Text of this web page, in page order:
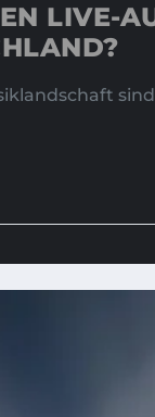
LIVE-